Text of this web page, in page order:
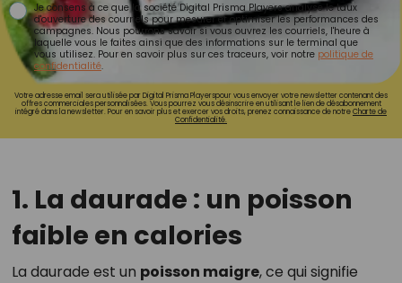
Je consens à ce que la société Digital Prisma Players analyse le taux
d'ouverture des courriels pour mesurer et optimiser les performances des
campagnes. Nous pourrons savoir si vous ouvrez les courriels, l'heure à
laquelle vous le faites ainsi que des informations sur le terminal que
vous utilisez. Pour en savoir plus sur ces traceurs, voir notre politique de
confidentialité.
Votre adresse email sera utilisée par Digital Prisma Playerspour vous envoyer votre newsletter contenant des
offres commerciales personnalisées. Vous pourrez vous désinscrire en utilisant le lien de désabonnement
intégré dans la newsletter. Pour en savoir plus et exercer vos droits, prenez connaissance de notreCharte de
Confidentialité.
1. La daurade : un poisson
faible en calories
La daurade est un poisson maigre, ce qui signifie